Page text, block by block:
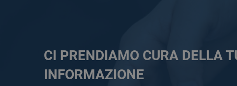
CI PRENDIAMO CURA DELLA
INFORMAZIONE